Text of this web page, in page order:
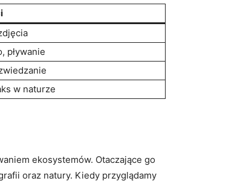
pływanie
w ⁤naturze
ekosystemów. Otaczające go
oraz natury. Kiedy przyglądamy